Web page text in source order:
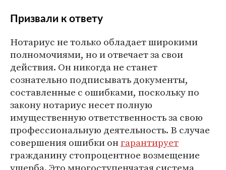
Призвали к ответу
Нотариус не только обладает широкими
полномочиями, но и отвечает за свои
действия. Он никогда не станет
сознательно подписывать документы,
составленные с ошибками, поскольку по
закону нотариус несет полную
имущественную ответственность за свою
профессиональную деятельность. В случае
совершения ошибки онгарантирует
гражданину стопроцентное возмещение